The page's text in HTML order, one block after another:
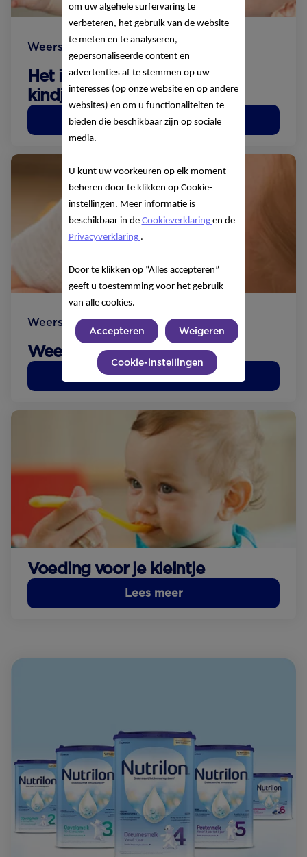
Weerstand
Het immuunsysteem van je
kindje
Lees meer
Weerstand
Weerstand opbouwen
Lees meer
Voeding voor je kleintje
Lees meer
om uw algehele surfervaring te
verbeteren, het gebruik van de website
te meten en te analyseren,
gepersonaliseerde content en
advertenties af te stemmen op uw
interesses (op onze website en op andere
websites) en om u functionaliteiten te
bieden die beschikbaar zijn op sociale
media.
U kunt uw voorkeuren op elk moment
beheren door te klikken op Cookie-
instellingen. Meer informatie is
beschikbaar in de Cookieverklaring en de
Privacyverklaring .
Door te klikken op “Alles accepteren”
geeft u toestemming voor het gebruik
van alle cookies.
Accepteren Weigeren
Cookie-instellingen